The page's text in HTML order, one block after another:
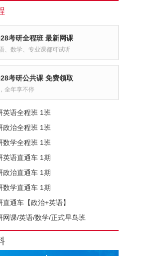
考研全程班 最新网课
、数学、专业课都可试听
考研公共课 免费领取
全年享不停
英语全程班 1班
政治全程班 1班
数学全程班 1班
英语直通车 1期
政治直通车 1期
数学直通车 1期
通车【政治+英语】
网课/英语/数学/正式早鸟班